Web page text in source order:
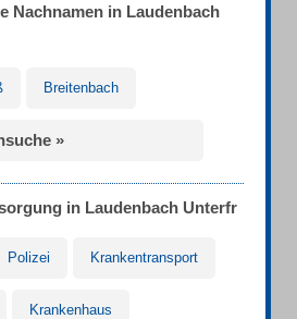
Nachnamen in Laudenbach
Breitenbach
»
in Laudenbach Unterfr
Polizei Krankentransport
Krankenhaus